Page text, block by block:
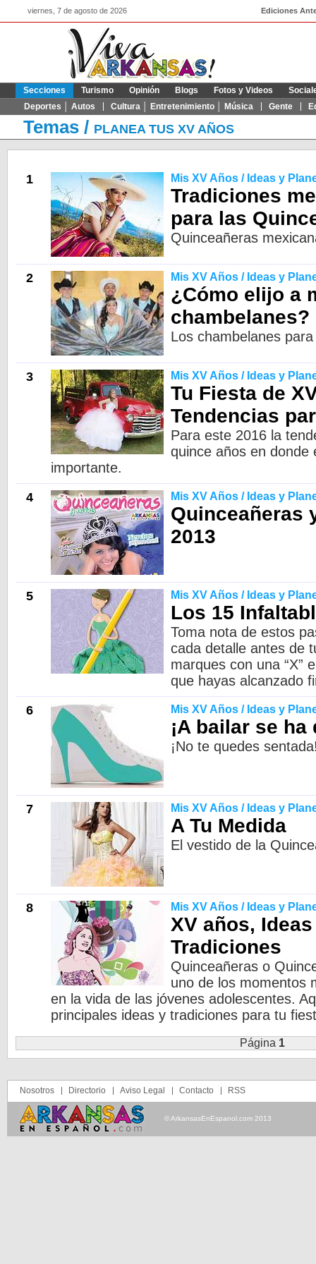
viernes, 7 de agosto de 2026 Ediciones
Secciones
Deportes │ Autos
Cultura │ Entretenimiento │ Música Gente
Turismo Opinión Blogs Fotos y Videos
Temas / PLANEA TUS XV AÑOS
1 Mis XV Años / Ideas y
Tradiciones
para las
Quinceañeras
2 Mis XV Años / Ideas y
¿Cómo elijo a
chambelanes?
Los chambelanes
3 Mis XV Años / Ideas y
Tu Fiesta de
Tendencias
Para este 2016 la
quince años en donde
importante.
4 Mis XV Años / Ideas y
Quinceañeras
2013
5 Mis XV Años / Ideas y
Los 15
Toma nota de estos
cada detalle antes de
marques con una “X”
que hayas alcanzado
6 Mis XV Años / Ideas y
¡A bailar se ha
¡No te quedes
7 Mis XV Años / Ideas y
A Tu Medida
El vestido de la
8 Mis XV Años / Ideas y
XV años,
Tradiciones
Quinceañeras o
uno de los momentos
en la vida de las jóvenes adolescentes.
principales ideas y tradiciones para tu
Página 1
Nosotros Directorio Aviso Legal Contacto RSS
© ArkansasEnEspanol.com 2013